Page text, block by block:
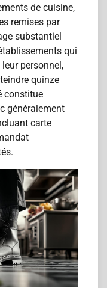
de cuisine,
remises par
substantiel
qui
personnel,
quinze
constitue
généralement
carte